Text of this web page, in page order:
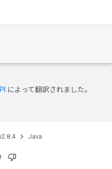
によって翻訳されました。
Java